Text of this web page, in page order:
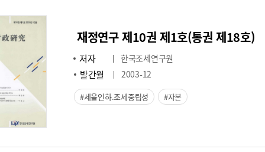
재정연구 제10권 제1호(통권 제18호)
저자 한국조세연구원
발간월 2003-12
세율인하.조세중립성 자본